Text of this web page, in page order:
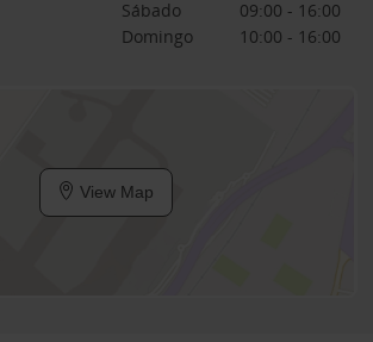
Sábado
09:00 - 16:00
Domingo
10:00 - 16:00
View Map